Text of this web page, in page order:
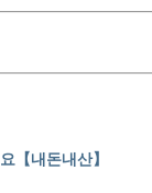
【내돈내산】